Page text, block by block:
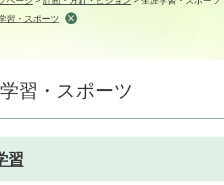
習・スポーツ
習・スポーツ
習